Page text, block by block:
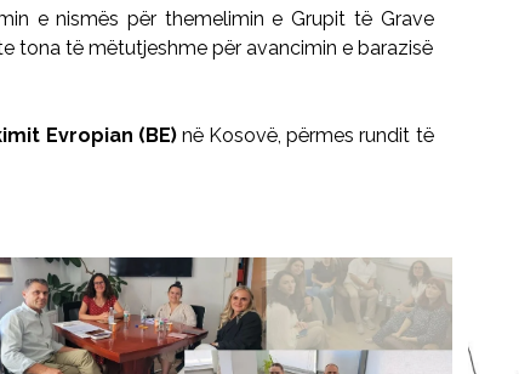
e nismës për themelimin e Grupit të Grave
tona të mëtutjeshme për avancimin e barazisë
Evropian (BE)në Kosovë, përmes rundit të